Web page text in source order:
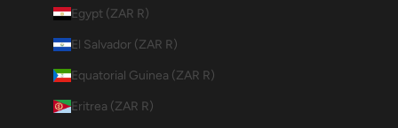
Egypt (ZAR R)
El Salvador (ZAR R)
Equatorial Guinea (ZAR R)
Eritrea (ZAR R)